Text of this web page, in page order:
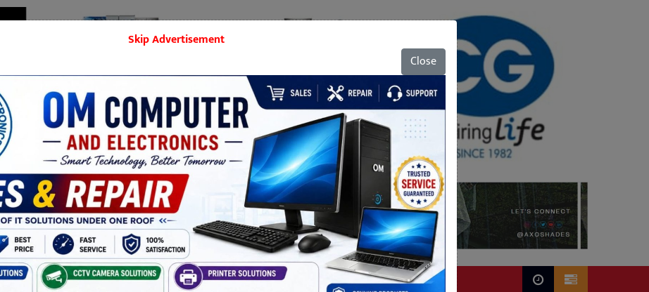
बिराटनगर मनोरञ्जन शिक्षा समाज खेलकुद
Skip Advertisement
Close